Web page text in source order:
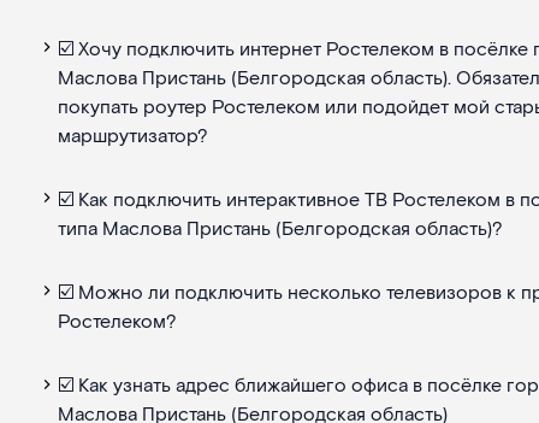
☑️ Хочу подключить интернет Ростелеком в посёлке
Маслова Пристань (Белгородская область).
покупать роутер Ростелеком или подойдет мой
маршрутизатор?
☑️ Как подключить интерактивное ТВ Ростелеком в
типа Маслова Пристань (Белгородская область)?
☑️ Можно ли подключить несколько телевизоров к
Ростелеком?
☑️ Как узнать адрес ближайшего офиса в посёлке
Маслова Пристань (Белгородская область)